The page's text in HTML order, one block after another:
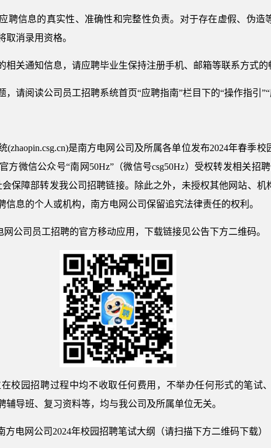
聘信息的真实性、准确性和完整性负责。对于存在虚假、伪造
消录用资格。
相关通知信息，请应聘毕业生保持注册手机、邮箱等联系方式的
，请阅读公司员工招聘系统首页“应聘指南”栏目下的“操作指引”“
(zhaopin.csg.cn)是南方电网公司及所属各单位发布2024年春季
方微信公众号“南网50Hz”（微信号csg50Hz）受权转发相关招
保障部转发我公司招聘链接。除此之外，未授权其他网站、机
息的个人或机构，南方电网公司保留追究法律责任的权利。
网公司员工招聘的官方移动应用，下载链接见公告下方二维码。
在校园招聘过程中均不收取任何费用，不举办任何形式的笔试
导班、复习资料等，均与我公司及所属单位无关。
方电网公司2024年校园招聘笔试大纲（请扫描下方二维码下载）